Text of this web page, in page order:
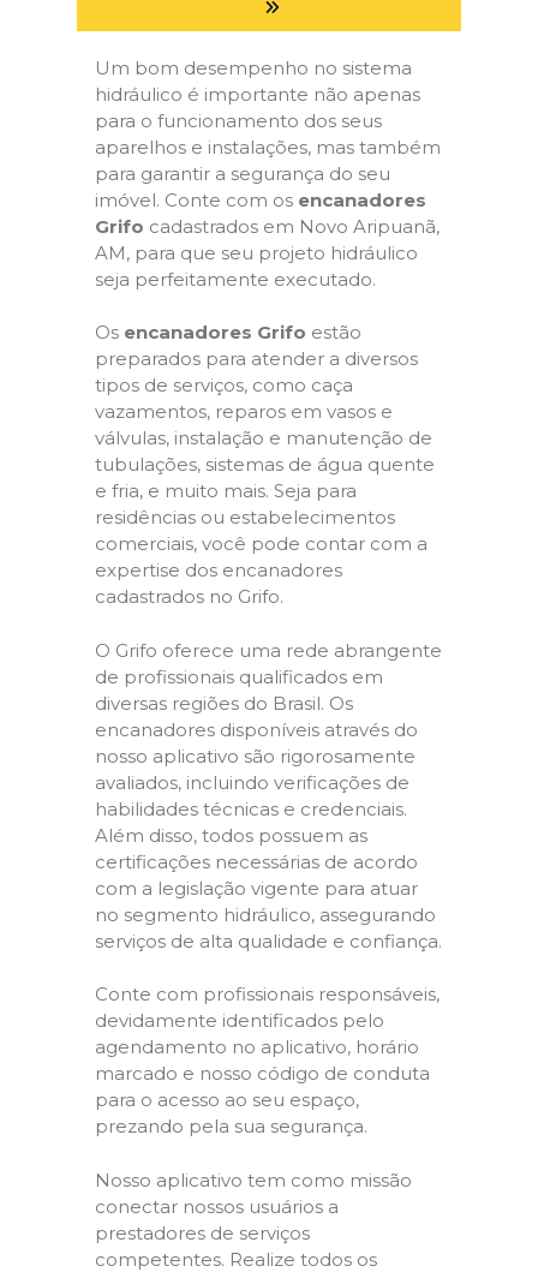
Um bom desempenho no sistema
hidráulico é importante não apenas
para o funcionamento dos seus
aparelhos e instalações, mas também
para garantir a segurança do seu
imóvel. Conte com os encanadores
Grifo cadastrados em Novo Aripuanã,
AM, para que seu projeto hidráulico
seja perfeitamente executado.
Os encanadores Grifo estão
preparados para atender a diversos
tipos de serviços, como caça
vazamentos, reparos em vasos e
válvulas, instalação e manutenção de
tubulações, sistemas de água quente
e fria, e muito mais. Seja para
residências ou estabelecimentos
comerciais, você pode contar com a
expertise dos encanadores
cadastrados no Grifo.
O Grifo oferece uma rede abrangente
de profissionais qualificados em
diversas regiões do Brasil. Os
encanadores disponíveis através do
nosso aplicativo são rigorosamente
avaliados, incluindo verificações de
habilidades técnicas e credenciais.
Além disso, todos possuem as
certificações necessárias de acordo
com a legislação vigente para atuar
no segmento hidráulico, assegurando
serviços de alta qualidade e confiança.
Conte com profissionais responsáveis,
devidamente identificados pelo
agendamento no aplicativo, horário
marcado e nosso código de conduta
para o acesso ao seu espaço,
prezando pela sua segurança.
Nosso aplicativo tem como missão
conectar nossos usuários a
prestadores de serviços
competentes. Realize todos os